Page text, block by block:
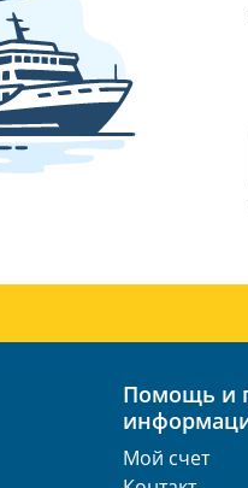
Помощь и полезная
Мой счет